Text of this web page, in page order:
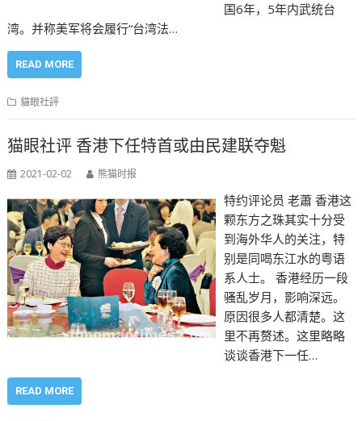
国6年，5年内武统台
湾。并称美军将会履行“台湾法…
READ MORE
貓眼社評
猫眼社评 香港下任特首或由民建联夺魁
2021-02-02 熊猫时报
特约评论员 老蕭 香港这
颗东方之珠其实十分受
到海外华人的关注，特
别是同喝东江水的粤语
系人士。 香港经历一段
骚乱岁月，影响深远。
原因很多人都清楚。这
里不再赘述。这里略略
谈谈香港下一任…
READ MORE